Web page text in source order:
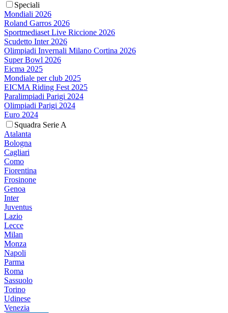
Speciali
Mondiali 2026
Roland Garros 2026
Sportmediaset Live Riccione 2026
Scudetto Inter 2026
Olimpiadi Invernali Milano Cortina 2026
Super Bowl 2026
Eicma 2025
Mondiale per club 2025
EICMA Riding Fest 2025
Paralimpiadi Parigi 2024
Olimpiadi Parigi 2024
Euro 2024
Squadra Serie A
Atalanta
Bologna
Cagliari
Como
Fiorentina
Frosinone
Genoa
Inter
Juventus
Lazio
Lecce
Milan
Monza
Napoli
Parma
Roma
Sassuolo
Torino
Udinese
Venezia